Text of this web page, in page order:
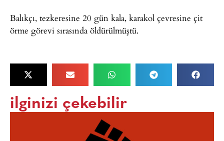
Balıkçı, tezkeresine 20 gün kala, karakol çevresine çit
örme görevi sırasında öldürülmüştü.
ilginizi çekebilir